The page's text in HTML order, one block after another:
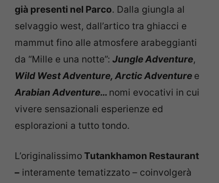
già presenti nel Parco. Dalla giungla al
selvaggio west, dall’artico tra ghiacci e
mammut fino alle atmosfere arabeggianti
da “Mille e una notte”: Jungle Adventure,
Wild West Adventure, Arctic Adventure e
Arabian Adventure… nomi evocativi in cui
vivere sensazionali esperienze ed
esplorazioni a tutto tondo.
L’originalissimoTutankhamon Restaurant
– interamente tematizzato – coinvolgerà